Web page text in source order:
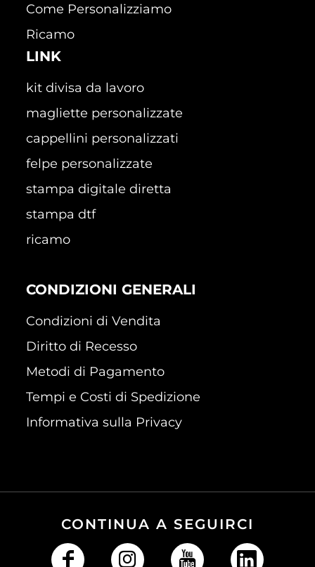
Come Personalizziamo
Ricamo
LINK
kit divisa da lavoro
magliette personalizzate
cappellini personalizzati
felpe personalizzate
stampa digitale diretta
stampa dtf
ricamo
CONDIZIONI GENERALI
Condizioni di Vendita
Diritto di Recesso
Metodi di Pagamento
Tempi e Costi di Spedizione
Informativa sulla Privacy
CONTINUA A SEGUIRCI